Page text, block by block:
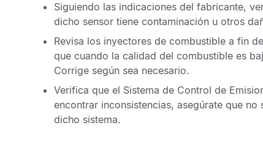
Siguiendo las indicaciones del fabricante,
dicho sensor tiene contaminación u otros
Revisa los inyectores de combustible a fin
que cuando la calidad del combustible es
Corrige según sea necesario.
Verifica que el Sistema de Control de
encontrar inconsistencias, asegúrate que
dicho sistema.